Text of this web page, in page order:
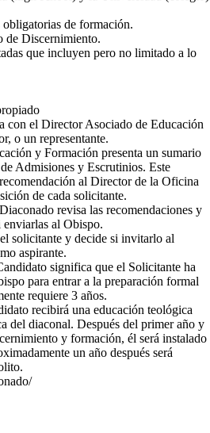
de formación.
de Discernimiento.
que incluyen pero no limitado a lo
con el Director Asociado de Educación
o un representante.
y Formación presenta un sumario
Admisiones y Escrutinios. Este
al Director de la Oficina
de cada solicitante.
revisa las recomendaciones y
al Obispo.
solicitante y decide si invitarlo al
aspirante.
significa que el Solicitante ha
para entrar a la preparación formal
requiere 3 años.
recibirá una educación teológica
del diaconal. Después del primer año y
y formación, él será instalado
un año después será